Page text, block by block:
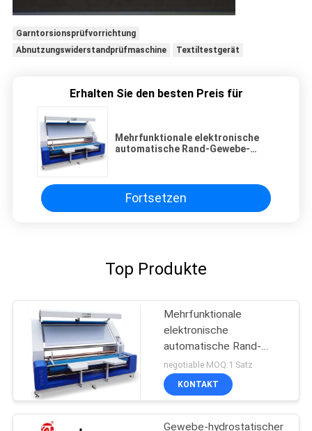
Garntorsionsprüfvorrichtung
Abnutzungswiderstandprüfmaschine
Textiltestgerät
Erhalten Sie den besten Preis für
Mehrfunktionale elektronische
automatische Rand-Gewebe-
Fortsetzen
Top Produkte
Mehrfunktionale
elektronische
automatische Rand-
Gewebe-Inspektions-
Maschine
negotiable MOQ:1 Satz
KONTAKT
Gewebe-hydrostatischer